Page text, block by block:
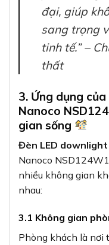
đại, giúp
sang trọng
tinh tế.” –
thất
3. Ứng dụng
Nanoco
gian sống
Đèn LED
Nanoco
nhiều không gian
nhau:
3.1 Không gian
Phòng khách là nơi